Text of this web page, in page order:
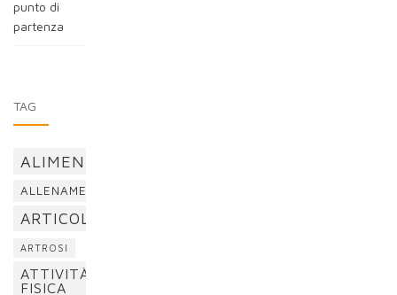
punto di
partenza
TAG
ALIMENTAZIONE
ALLENAMENTO
ARTICOLAZIONI
ARTROSI
ATTIVITÀ
FISICA